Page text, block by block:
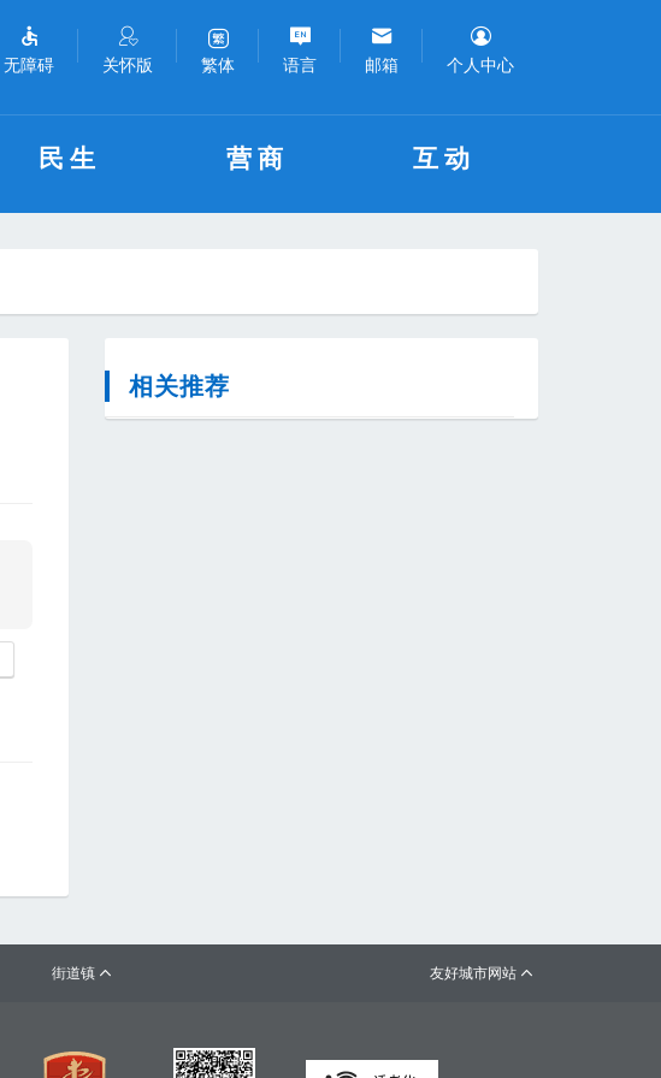
无障碍 关怀版 繁体 语言 邮箱 个人中心
民生 营商 互动
相关推荐
街道镇  友好城市网站 